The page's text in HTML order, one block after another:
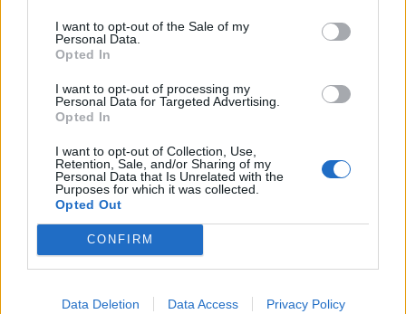
I want to opt-out of the Sale of my
Personal Data.
Opted In
I want to opt-out of processing my
Personal Data for Targeted Advertising.
Opted In
I want to opt-out of Collection, Use,
Retention, Sale, and/or Sharing of my
Personal Data that Is Unrelated with the
Purposes for which it was collected.
Opted Out
CONFIRM
Data Deletion Data Access Privacy Policy
cessione finché non avrà trovato un
sostituto, preferibilmente un altro terzino
brasiliano,a causa del limite già raggiunto di
giocatori extracomunitari.